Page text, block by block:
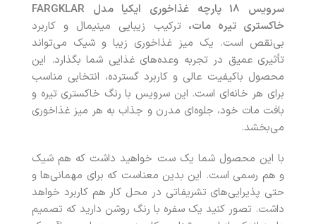
سرویس 18 پارچه غذاخوری ایکیا مدل FARGKLAR
خاکستری تیره مات، ترکیب زیبایی مینیمال و کاربرد
بی‌نقص است. یک میز غذاخوری زیبا و شیک می‌تواند
تأثیری عمیق در تجربه وعده‌های غذایی شما بگذارد. این
محصول باکیفیت عالی و کاربرد گسترده، انتخابی مناسب
برای هر خانه‌ای است. این سرویس با رنگ خاکستری تیره و
بافت مات خود، جلوه‌ای مدرن و جذاب به هر میز غذاخوری
می‌بخشد.
با این محصول شما یک ست خواهید داشت که هم شیک
و هم رسمی است. این بدین معناست که برای مهمانی‌ها و
حتی پذیرایی‌های تشریفاتی در محل کار هم کاربرد خواهد
داشت. تصور کنید یک سفره با رنگ روشن دارید که تصمیم